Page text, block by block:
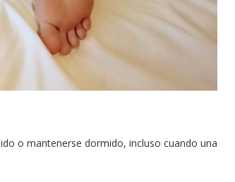
o mantenerse dormido, incluso cuando una